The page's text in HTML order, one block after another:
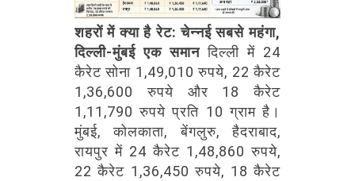
शहरों में क्या है रेट: चेन्नई सबसे महंगा,
दिल्ली-मुंबई एक समानदिल्ली में 24
कैरेट सोना 1,49,010 रुपये, 22 कैरेट
1,36,600 रुपये और 18 कैरेट
1,11,790 रुपये प्रति 10 ग्राम है।
मुंबई, कोलकाता, बेंगलुरु, हैदराबाद,
रायपुर में 24 कैरेट 1,48,860 रुपये,
22 कैरेट 1,36,450 रुपये, 18 कैरेट